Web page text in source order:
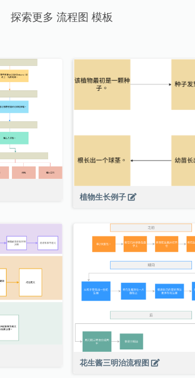
探索更多 流程图 模板
植物生长例子
花生酱三明治流程图